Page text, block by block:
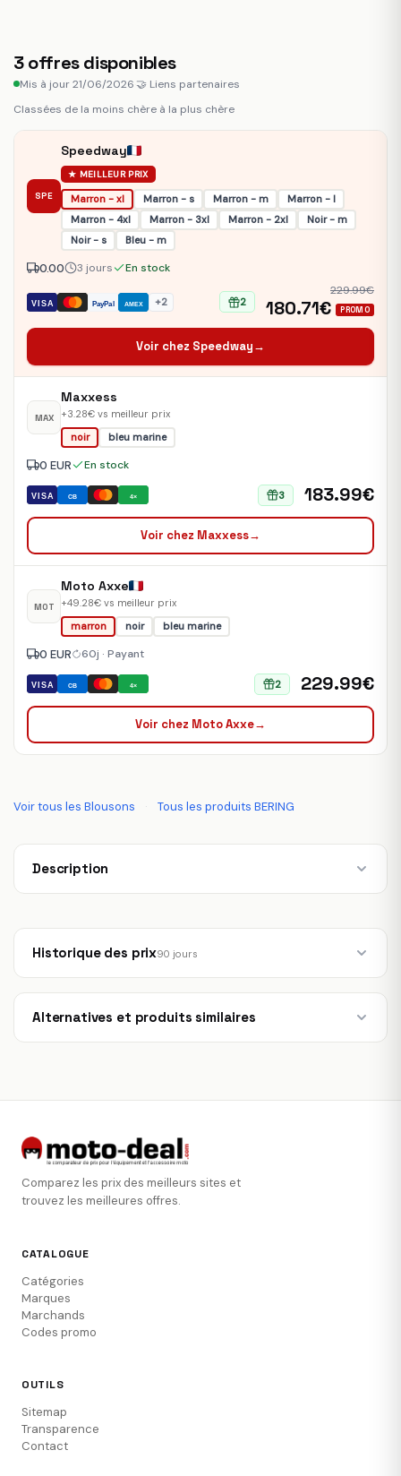
3 offres disponibles
Mis à jour 21/06/2026🤝 Liens partenaires
Classées de la moins chère à la plus chère
SPE
Speedway
★ MEILLEUR PRIX
Marron - xl Marron - s Marron - m
Marron - l
Marron - 4xl
Marron - 3xl Marron - 2xl
Noir - m
Noir - s
Bleu - m
VISA PayPal AMEX +2
0.00 3 jours En stock
2
229.99€
180.71€ PROMO
Voir chez Speedway→
MAX
Maxxess
+3.28€ vs meilleur prix
noir
bleu marine
VISA CB 4×
0 EUR En stock
3 183.99€
Voir chez Maxxess→
MOT
Moto Axxe
+49.28€ vs meilleur prix
marron
noir bleu marine
VISA CB 4×
0 EUR 60j · Payant
2 229.99€
Voir chez Moto Axxe→
Voir tous les Blousons · Tous les produits BERING
Description
Historique des prix90 jours
Alternatives et produits similaires
Comparez les prix des meilleurs sites et
trouvez les meilleures offres.
CATALOGUE
Catégories
Marques
Marchands
Codes promo
OUTILS
Sitemap
Transparence
Contact